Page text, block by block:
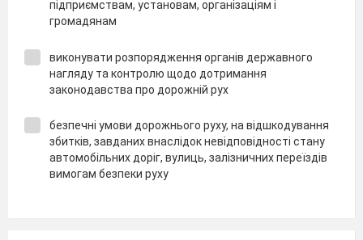
підприємствам, установам, організаціям і
громадянам
виконувати розпорядження органів державного
нагляду та контролю щодо дотримання
законодавства про дорожній рух
безпечні умови дорожнього руху, на відшкодування
збитків, завданих внаслідок невідповідності стану
автомобільних доріг, вулиць, залізничних переїздів
вимогам безпеки руху